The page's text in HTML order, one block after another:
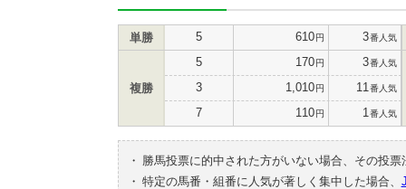
単勝 5 610円 3番人気
複勝
5 170円 3番人気
3 1,010円 11 番人気
7 110円 1 番人気
・
勝馬投票に的中された方がいない場合、その投
・ 特定の馬番・組番に人気が著しく集中した場合、